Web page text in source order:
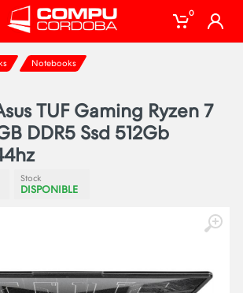
0
Notebooks
TUF Gaming Ryzen 7
DDR5 Ssd 512Gb
Stock
DISPONIBLE